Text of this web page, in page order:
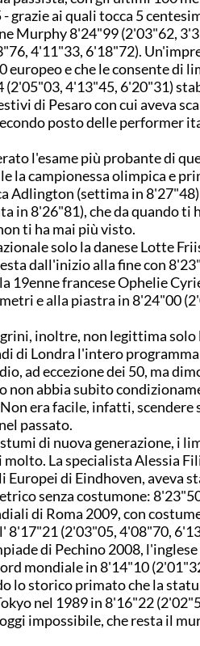
grazie ai quali tocca 5
Murphy 8'24"99 (2'03"62,
4'11"33, 6'18"72).
europeo e che le consente di
(2'05"03, 4'13"45, 6'20"31)
di Pesaro con cui aveva
posto delle performer
l'esame più probante di
la campionessa olimpica e
Adlington (settima in 8'27"48)
in 8'26"81), che da quando ti
ti ha mai più visto.
solo la danese Lotte
dall'inizio alla fine con
19enne francese Ophelie
e alla piastra in 8'24"00
inoltre, non legittima solo
di Londra l'intero
ad eccezione dei 50, ma
non abbia subito
era facile, infatti, scendere
passato.
di nuova generazione, i
molto. La specialista Alessia
Europei di Eindhoven, aveva
senza costumone:
di Roma 2009, con
8'17"21 (2'03"05, 4'08"70,
di Pechino 2008,
mondiale in 8'14"10
lo storico primato che la
nel 1989 in 8'16"22
impossibile, che resta il